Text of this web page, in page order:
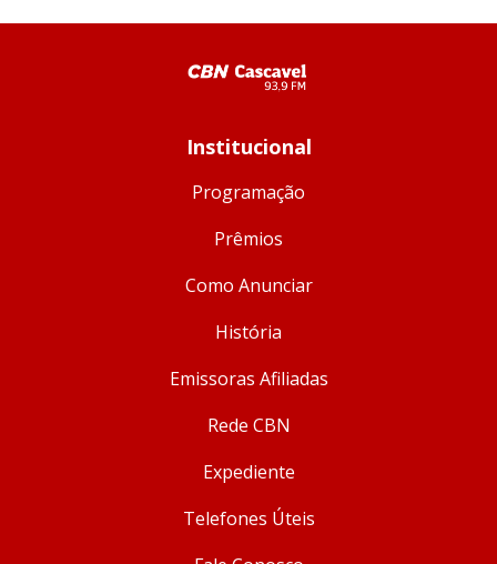
Institucional
Programação
Prêmios
Como Anunciar
História
Emissoras Afiliadas
Rede CBN
Expediente
Telefones Úteis